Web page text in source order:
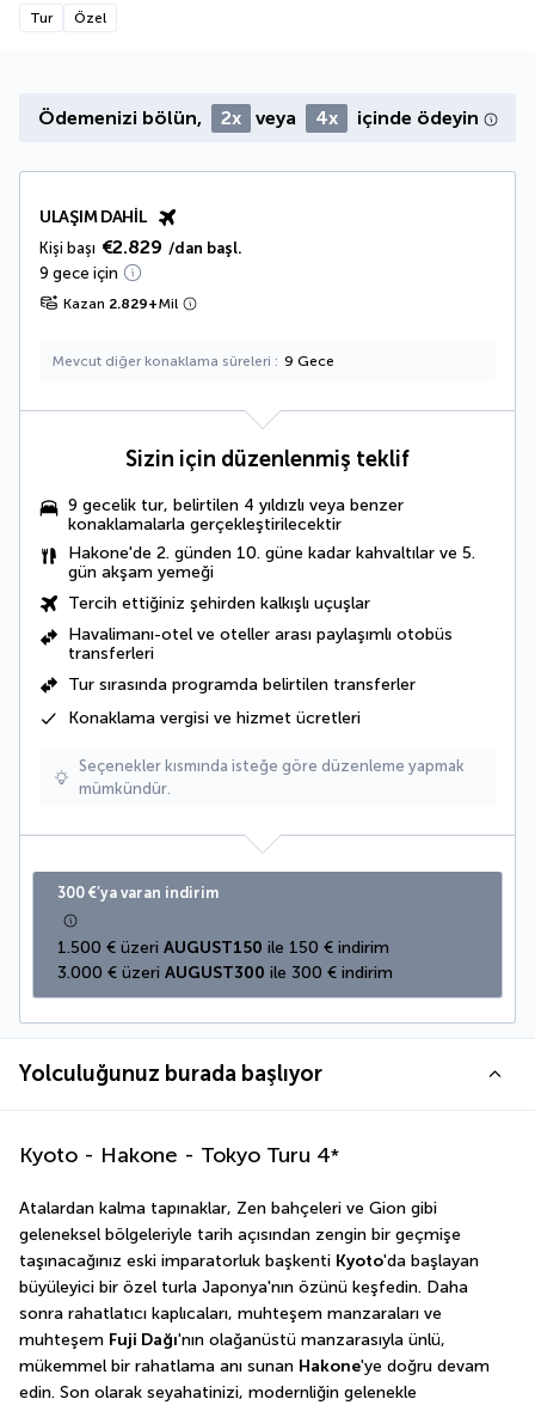
Tur Özel
Ödemenizi bölün, 2x veya 4x içinde ödeyin
ULAŞIM DAHIL
Kişi başı €2.829 /dan başl.
9 gece için
Kazan 2.829+Mil
Mevcut diğer konaklama süreleri 9 Gece
Sizin için düzenlenmiş teklif
9 gecelik tur, belirtilen 4 yıldızlı veya benzer
konaklamalarla gerçekleştirilecektir
Hakone'de 2. günden 10. güne kadar kahvaltılar ve 5.
gün akşam yemeği
Tercih ettiğiniz şehirden kalkışlı uçuşlar
Havalimanı-otel ve oteller arası paylaşımlı otobüs
transferleri
Tur sırasında programda belirtilen transferler
Konaklama vergisi ve hizmet ücretleri
Seçenekler kısmında isteğe göre düzenleme yapmak
mümkündür.
300 €’ya varan indirim
1.500 € üzeri AUGUST150 ile 150 € indirim
3.000 € üzeri AUGUST300 ile 300 € indirim
Yolculuğunuz burada başlıyor
Kyoto - Hakone - Tokyo Turu 4*
Atalardan kalma tapınaklar, Zen bahçeleri ve Gion gibi
geleneksel bölgeleriyle tarih açısından zengin bir geçmişe
taşınacağınız eski imparatorluk başkenti Kyoto'da başlayan
büyüleyici bir özel turla Japonya'nın özünü keşfedin. Daha
sonra rahatlatıcı kaplıcaları, muhteşem manzaraları ve
muhteşem Fuji Dağı'nın olağanüstü manzarasıyla ünlü,
mükemmel bir rahatlama anı sunan Hakone'ye doğru devam
edin. Son olarak seyahatinizi, modernliğin gelenekle